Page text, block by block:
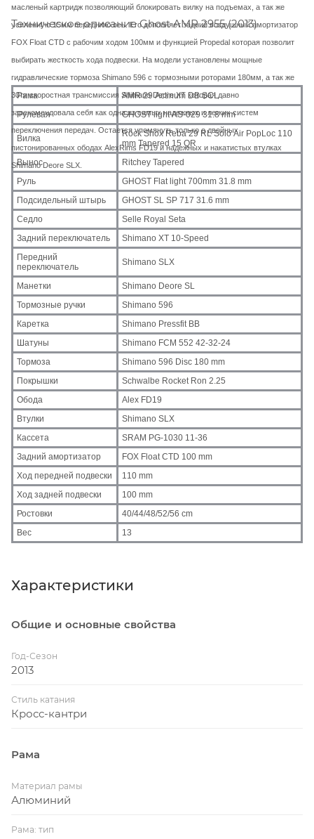
масленый картридж позволяющий блокировать вилку на подъемах, а так же
усиленную 15мм переднюю ось. Его дополняет задний воздушный амортизатор
FOX Float CTD с рабочим ходом 100мм и функцией Propedal которая позволит
выбирать жесткость хода подвески. На модели установлены мощные
гидравлические тормоза Shimano 596 c тормозными роторами 180мм, а так же
30ти скоростная трансмиссия Shimano Deore XT которая давно
зарекомендовала себя как одна из самых надежных и легких систем
переключения передач. Остается упомянуть только о двойных
пистонированных ободах AlexRims FD19 и надежных и накатистых втулках
Shimano Deore SLX.
Техническое описание Ghost AMR 2955 (2013)
Рама
AMR 29 Actinum DB SCL
Рулевая
GHOST light AS-029 31.8 mm
Вилка
Rock Shox Reba 29 RL Solo Air PopLoc 110
mm Tapered 15 QR
Вынос
Ritchey Tapered
Руль
GHOST Flat light 700mm 31.8 mm
Подсидельный штырь
GHOST SL SP 717 31.6 mm
Седло
Selle Royal Seta
Задний переключатель
Shimano XT 10-Speed
Передний
переключатель
Shimano SLX
Манетки
Shimano Deore SL
Тормозные ручки
Shimano 596
Каретка
Shimano Pressfit BB
Шатуны
Shimano FCM 552 42-32-24
Тормоза
Shimano 596 Disc 180 mm
Покрышки
Schwalbe Rocket Ron 2.25
Обода
Alex FD19
Втулки
Shimano SLX
Кассета
SRAM PG-1030 11-36
Задний амортизатор
FOX Float CTD 100 mm
Ход передней подвески
110 mm
Ход задней подвески
100 mm
Ростовки
40/44/48/52/56 cm
Вес
13
Характеристики
Общие и основные свойства
Год-Сезон
2013
Стиль катания
Кросс-кантри
Рама
Материал рамы
Алюминий
Рама: тип